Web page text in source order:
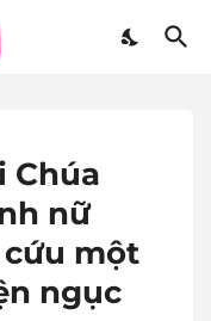
Chúa
nữ
cứu một
ngục